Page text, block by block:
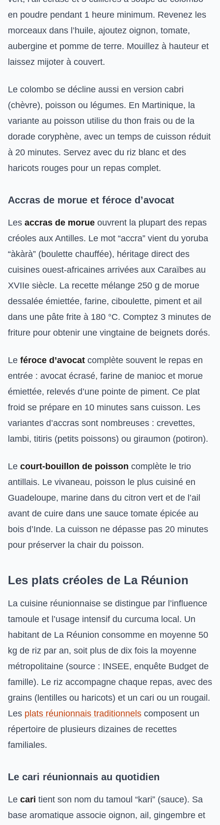
en poudre pendant 1 heure minimum. Revenez les
morceaux dans l’huile, ajoutez oignon, tomate,
aubergine et pomme de terre. Mouillez à hauteur et
laissez mijoter à couvert.
Le colombo se décline aussi en version cabri
(chèvre), poisson ou légumes. En Martinique, la
variante au poisson utilise du thon frais ou de la
dorade coryphène, avec un temps de cuisson réduit
à 20 minutes. Servez avec du riz blanc et des
haricots rouges pour un repas complet.
Accras de morue et féroce d’avocat
Les accras de morue ouvrent la plupart des repas
créoles aux Antilles. Le mot “accra” vient du yoruba
“àkàrà” (boulette chauffée), héritage direct des
cuisines ouest-africaines arrivées aux Caraïbes au
XVIIe siècle. La recette mélange 250 g de morue
dessalée émiettée, farine, ciboulette, piment et ail
dans une pâte frite à 180 °C. Comptez 3 minutes de
friture pour obtenir une vingtaine de beignets dorés.
Le féroce d’avocat complète souvent le repas en
entrée : avocat écrasé, farine de manioc et morue
émiettée, relevés d’une pointe de piment. Ce plat
froid se prépare en 10 minutes sans cuisson. Les
variantes d’accras sont nombreuses : crevettes,
lambi, titiris (petits poissons) ou giraumon (potiron).
Le court-bouillon de poisson complète le trio
antillais. Le vivaneau, poisson le plus cuisiné en
Guadeloupe, marine dans du citron vert et de l’ail
avant de cuire dans une sauce tomate épicée au
bois d’Inde. La cuisson ne dépasse pas 20 minutes
pour préserver la chair du poisson.
Les plats créoles de La Réunion
La cuisine réunionnaise se distingue par l’influence
tamoule et l’usage intensif du curcuma local. Un
habitant de La Réunion consomme en moyenne 50
kg de riz par an, soit plus de dix fois la moyenne
métropolitaine (source : INSEE, enquête Budget de
famille). Le riz accompagne chaque repas, avec des
grains (lentilles ou haricots) et un cari ou un rougail.
Les plats réunionnais traditionnels composent un
répertoire de plusieurs dizaines de recettes
familiales.
Le cari réunionnais au quotidien
Le cari tient son nom du tamoul “kari” (sauce). Sa
base aromatique associe oignon, ail, gingembre et